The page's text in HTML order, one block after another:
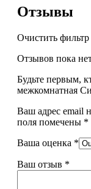
Отзывы
Очистить фильтр
Отзывов пока
Будьте первым,
межкомнатная
Ваш адрес email
поля помечены *
Ваша оценка *
Ваш отзыв *